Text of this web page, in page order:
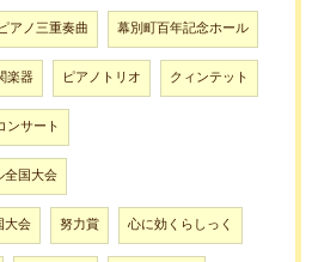
ピアノ三重奏曲 幕別町百年記念ホール
楽器 ピアノトリオ クィンテット
ンサート
全国大会
大会 努力賞 心に効くらしっく